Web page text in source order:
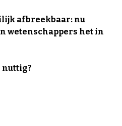
afbreekbaar: nu
wetenschappers het in
nuttig?